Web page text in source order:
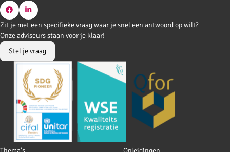
Go
to
Facebook
Go
to
LinkedIn
Footer
Zit je met een specifieke vraag waar je snel een antwoord op wilt?
Onze adviseurs staan voor je klaar!
Stel je vraag